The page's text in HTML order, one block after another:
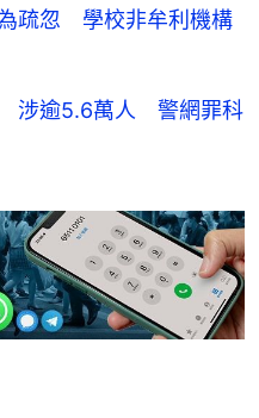
疏忽 學校非牟利機構
涉逾5.6萬人 警網罪科